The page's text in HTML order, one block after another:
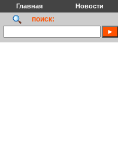
Главная Новости
поиск: